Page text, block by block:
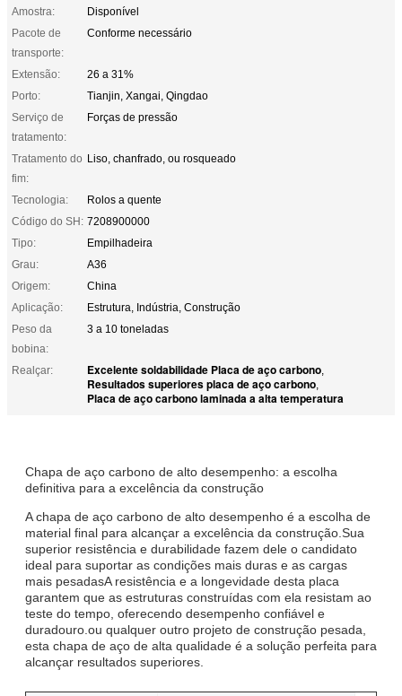
Amostra:
Disponível
Pacote de
transporte:
Conforme necessário
Extensão:
26 a 31%
Porto:
Tianjin, Xangai, Qingdao
Serviço de
tratamento:
Forças de pressão
Tratamento do
fim:
Liso, chanfrado, ou rosqueado
Tecnologia:
Rolos a quente
Código do SH: 7208900000
Tipo:
Empilhadeira
Grau:
A36
Origem:
China
Aplicação:
Estrutura, Indústria, Construção
Peso da
bobina:
3 a 10 toneladas
Realçar: Excelente soldabilidade Placa de aço carbono,
Resultados superiores placa de aço carbono,
Placa de aço carbono laminada a alta temperatura
Chapa de aço carbono de alto desempenho: a escolha
definitiva para a excelência da construção
A chapa de aço carbono de alto desempenho é a escolha de
material final para alcançar a excelência da construção.Sua
superior resistência e durabilidade fazem dele o candidato
ideal para suportar as condições mais duras e as cargas
mais pesadasA resistência e a longevidade desta placa
garantem que as estruturas construídas com ela resistam ao
teste do tempo, oferecendo desempenho confiável e
duradouro.ou qualquer outro projeto de construção pesada,
esta chapa de aço de alta qualidade é a solução perfeita para
alcançar resultados superiores.